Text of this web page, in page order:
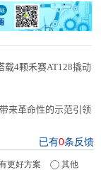
载4颗禾赛AT128撬动
来革命性的示范引领